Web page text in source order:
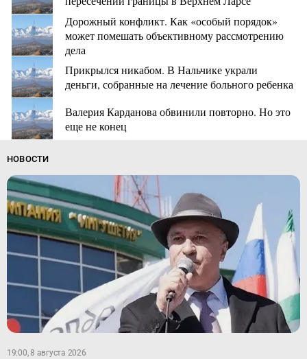
Дорожный конфликт. Как «особый порядок»
может помешать объективному рассмотрению
дела
Прикрылся никабом. В Нальчике украли
деньги, собранные на лечение больного ребенка
Валерия Карданова обвинили повторно. Но это
еще не конец
НОВОСТИ
19:00, 8 августа 2026